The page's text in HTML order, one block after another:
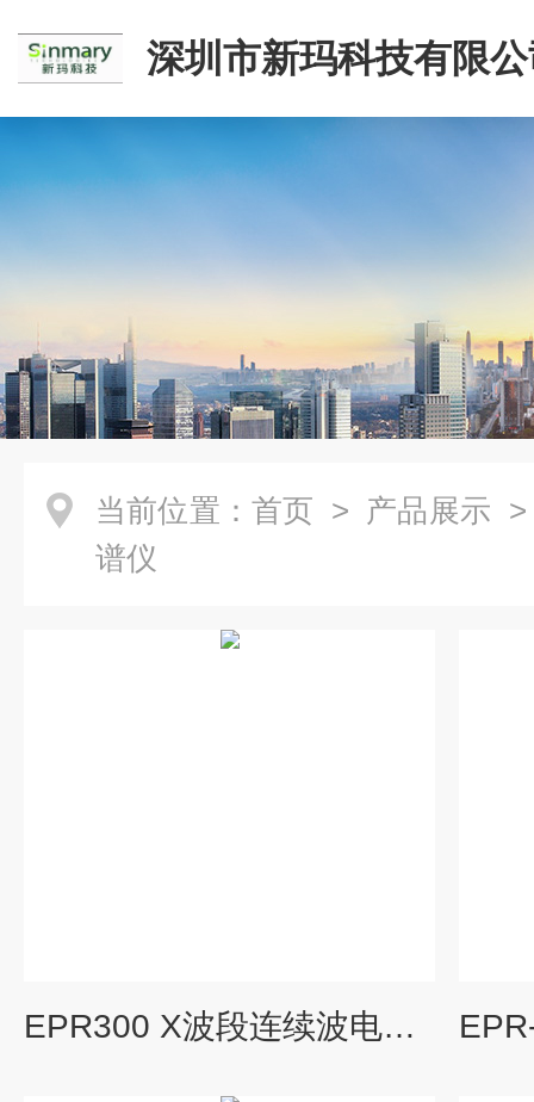
深圳市新玛科技有限
当前位置： 首页 > 产品展示
谱仪
EPR300 X波段连续波电子顺磁共振波谱仪